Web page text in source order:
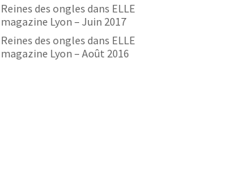
Reines des ongles dans ELLE
magazine Lyon – Juin 2017
Reines des ongles dans ELLE
magazine Lyon – Août 2016